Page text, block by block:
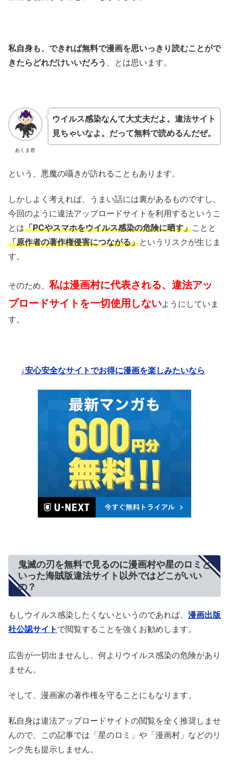
私自身も、できれば無料で漫画を思いっきり読むことがで
きたらどれだけいいだろう
、とは思います。
あくま君
ウイルス感染なんて大丈夫だよ。違法サイト
見ちゃいなよ。だって無料で読めるんだぜ。
という、悪魔の囁きが訪れることもあります。
しかしよく考えれば、うまい話には裏があるものですし、
今回のように違法アップロードサイトを利用するというこ
とは「PCやスマホをウイルス感染の危険に晒す」ことと
「原作者の著作権侵害につながる」というリスクが生じま
す。
そのため、 私は漫画村に代表される、違法アッ
プロードサイトを一切使用しないようにしていま
す。
↓安心安全なサイトでお得に漫画を楽しみたいなら
鬼滅の刃を無料で見るのに漫画村や星のロミと
いった海賊版違法サイト以外ではどこがいい
の？
もしウイルス感染したくないというのであれば、 漫画出版
社公認サイト で閲覧することを強くお勧めします。
広告が一切出ませんし、何よりウイルス感染の危険があり
ません。
そして、漫画家の著作権を守ることにもなります。
私自身は違法アップロードサイトの閲覧を全く推奨しませ
んので、この記事では「星のロミ」や「漫画村」などのリ
ンク先も提示しません。